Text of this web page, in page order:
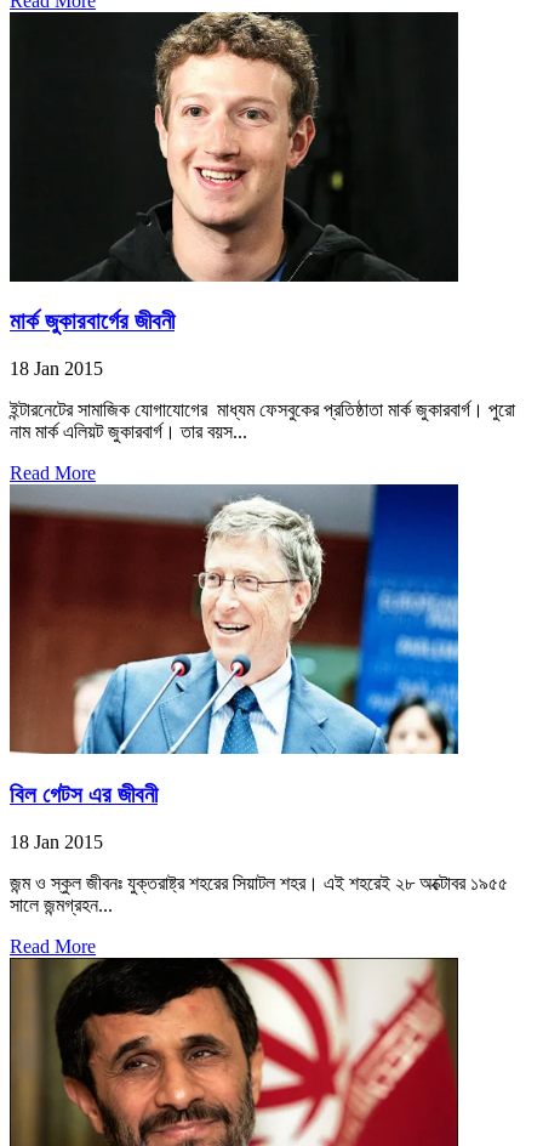
মার্ক জুকারবার্গের জীবনী
18 Jan 2015
ইন্টারনেটের সামাজিক যোগাযোগের মাধ্যম ফেসবুকের প্রতিষ্ঠাতা মার্ক জুকারবার্গ। পুরো
নাম মার্ক এলিয়ট জুকারবার্গ। তার বয়স...
Read More
বিল গেটস এর জীবনী
18 Jan 2015
জন্ম ও স্কুল জীবনঃ যুক্তরাষ্ট্র শহরের সিয়াটল শহর। এই শহরেই ২৮ অক্টোবর ১৯৫৫
সালে জন্মগ্রহন...
Read More